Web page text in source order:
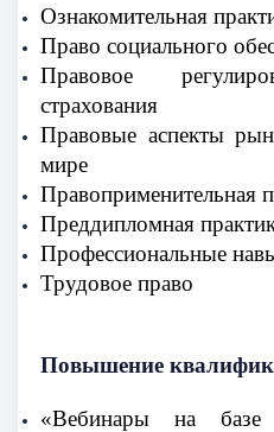
Ознакомительная
Право социального
Правовое
страхования
Правовые аспекты
мире
Правоприменительная
Преддипломная
Профессиональные
Трудовое право
Повышение
«Вебинары на базе